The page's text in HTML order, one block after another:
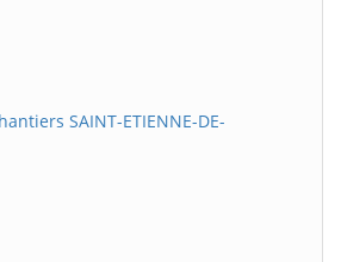
SAINT-ETIENNE-DE-